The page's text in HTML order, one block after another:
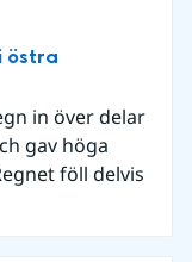
östra
in över delar
gav höga
föll delvis